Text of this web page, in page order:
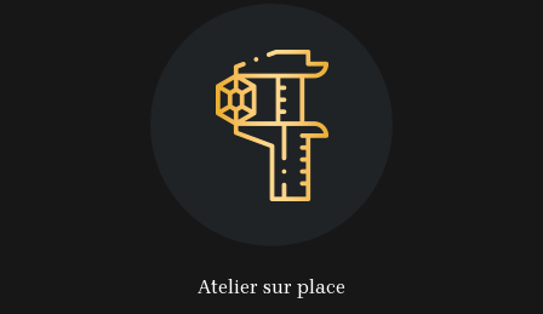
Atelier sur place